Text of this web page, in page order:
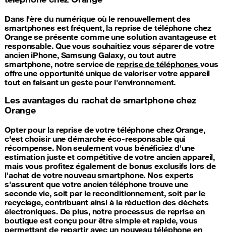
Dans l'ère du numérique où le renouvellement des
smartphones est fréquent, la reprise de téléphone chez
Orange se présente comme une solution avantageuse et
responsable. Que vous souhaitiez vous séparer de votre
ancien iPhone, Samsung Galaxy, ou tout autre
smartphone, notre service dereprise de téléphones vous
offre une opportunité unique de valoriser votre appareil
tout en faisant un geste pour l'environnement.
Les avantages du rachat de smartphone chez
Orange
Opter pour la reprise de votre téléphone chez Orange,
c'est choisir une démarche éco-responsable qui
récompense. Non seulement vous bénéficiez d'une
estimation juste et compétitive de votre ancien appareil,
mais vous profitez également de bonus exclusifs lors de
l'achat de votre nouveau smartphone. Nos experts
s'assurent que votre ancien téléphone trouve une
seconde vie, soit par le reconditionnement, soit par le
recyclage, contribuant ainsi à la réduction des déchets
électroniques. De plus, notre processus de reprise en
boutique est conçu pour être simple et rapide, vous
permettant de repartir avec un nouveau téléphone en